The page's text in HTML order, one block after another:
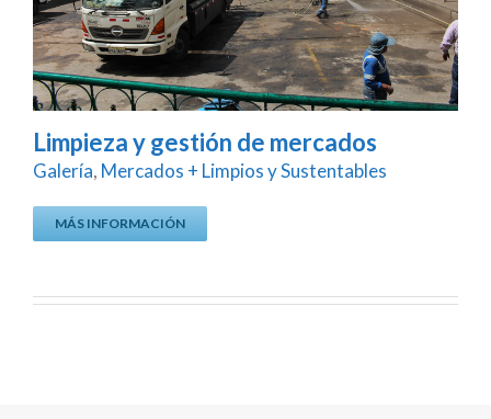
Limpieza y gestión de mercados
Galería, Mercados + Limpios y Sustentables
MÁS INFORMACIÓN